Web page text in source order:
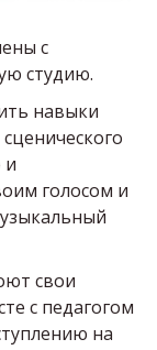
с
студию.
навыки
и
голосом и
свои
с педагогом
на